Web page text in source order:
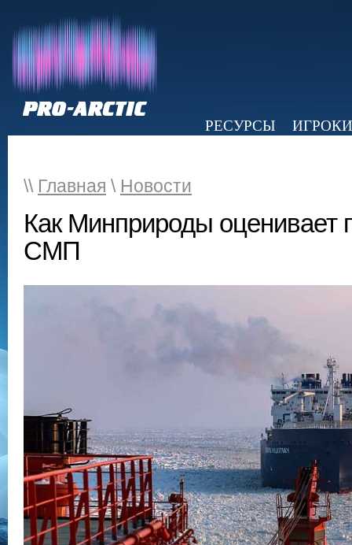
РЕСУРСЫ
ИГРОКИ
\\ Главная \ Новости
Как Минприроды оценивает
СМП